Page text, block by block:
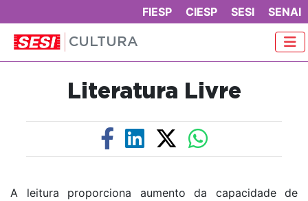
FIESP CIESP SESI SENAI
CULTURA
Literatura Livre
A leitura proporciona aumento da capacidade de